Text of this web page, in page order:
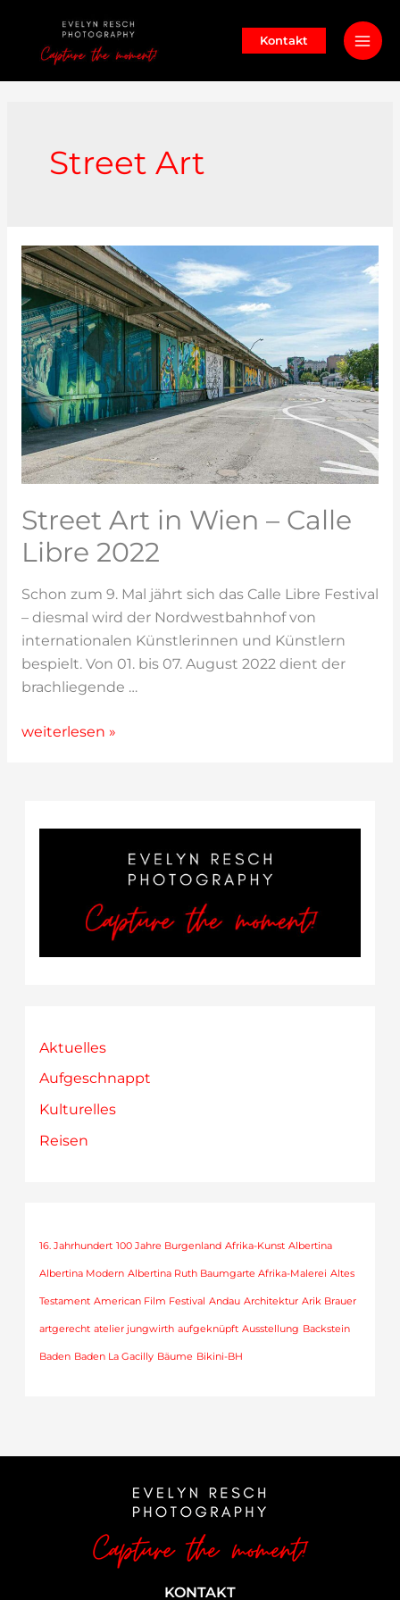
springen
Kontakt
Street Art
Street Art in Wien – Calle
Libre 2022
Schon zum 9. Mal jährt sich das Calle Libre Festival
– diesmal wird der Nordwestbahnhof von
internationalen Künstlerinnen und Künstlern
bespielt. Von 01. bis 07. August 2022 dient der
brachliegende …
Street
weiterlesen »
Aktuelles
Aufgeschnappt
Kulturelles
Reisen
16. Jahrhundert 100 Jahre Burgenland Afrika-Kunst Albertina
Albertina Modern Albertina Ruth Baumgarte Afrika-Malerei Altes
Testament American Film Festival Andau Architektur Arik Brauer
artgerecht atelier jungwirth aufgeknüpft Ausstellung Backstein
Baden Baden La Gacilly Bäume Bikini-BH
KONTAKT